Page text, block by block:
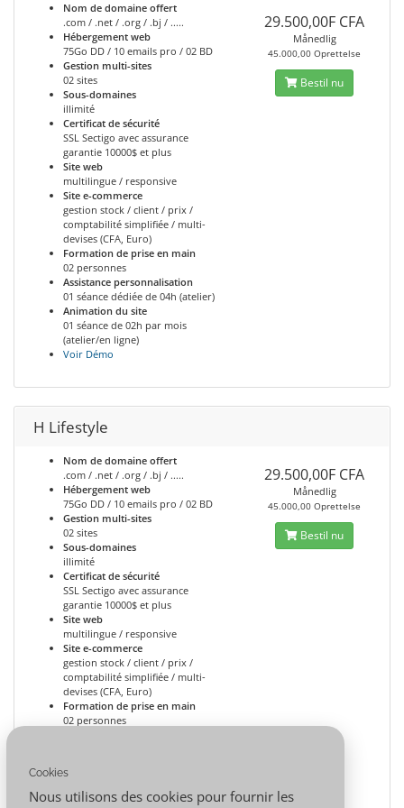
Nom de domaine offert
.com / .net / .org / .bj / .....
Hébergement web
75Go DD / 10 emails pro / 02 BD
Gestion multi-sites
02 sites
Sous-domaines
illimité
Certificat de sécurité
SSL Sectigo avec assurance
garantie 10000$ et plus
Site web
multilingue / responsive
Site e-commerce
gestion stock / client / prix /
comptabilité simplifiée / multi-
devises (CFA, Euro)
Formation de prise en main
02 personnes
Assistance personnalisation
01 séance dédiée de 04h (atelier)
Animation du site
01 séance de 02h par mois
(atelier/en ligne)
Voir Démo
29.500,00F CFA
Månedlig
45.000,00 Oprettelse
Bestil nu
H Lifestyle
Nom de domaine offert
.com / .net / .org / .bj / .....
Hébergement web
75Go DD / 10 emails pro / 02 BD
Gestion multi-sites
02 sites
Sous-domaines
illimité
Certificat de sécurité
SSL Sectigo avec assurance
garantie 10000$ et plus
Site web
multilingue / responsive
Site e-commerce
gestion stock / client / prix /
comptabilité simplifiée / multi-
devises (CFA, Euro)
Formation de prise en main
02 personnes
01 séance de 02h par mois
(atelier/en ligne)
29.500,00F CFA
Månedlig
45.000,00 Oprettelse
Bestil nu
Cookies
Nous utilisons des cookies pour fournir les